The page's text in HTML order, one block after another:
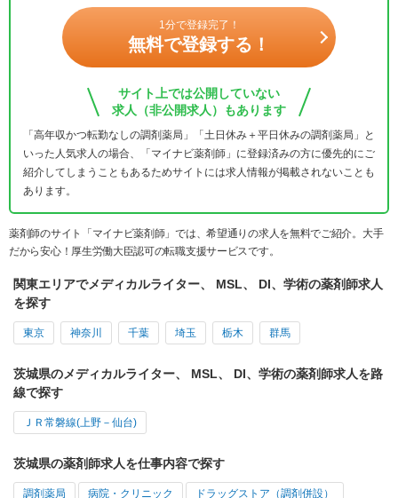
1分で登録完了！
無料で登録する！
サイト上では公開していない
求人（非公開求人）もあります
「高年収かつ転勤なしの調剤薬局」「土日休み＋平日休みの調剤薬局」と
いった人気求人の場合、「マイナビ薬剤師」に登録済みの方に優先的にご
紹介してしまうこともあるためサイトには求人情報が掲載されないことも
あります。
薬剤師のサイト「マイナビ薬剤師」では、希望通りの求人を無料でご紹介。大手
だから安心！厚生労働大臣認可の転職支援サービスです。
関東エリアでメディカルライター、 MSL、 DI、学術の薬剤師求人
を探す
東京 神奈川 千葉 埼玉 栃木 群馬
茨城県のメディカルライター、 MSL、 DI、学術の薬剤師求人を路
線で探す
ＪＲ常磐線(上野－仙台)
茨城県の薬剤師求人を仕事内容で探す
調剤薬局 病院・クリニック ドラッグストア（調剤併設）